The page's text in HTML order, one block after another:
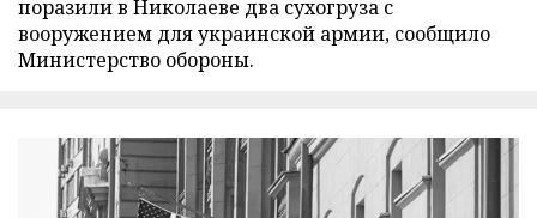
поразили в Николаеве два сухогруза с
вооружением для украинской армии, сообщило
Министерство обороны.